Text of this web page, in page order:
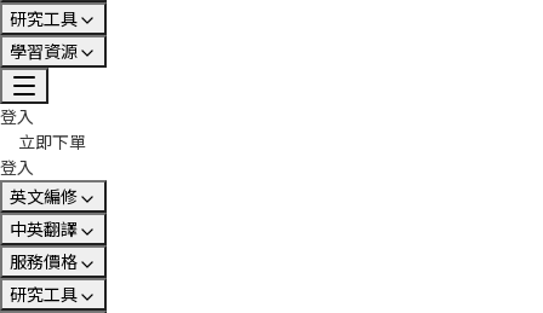
研究工具
學習資源
登入
立即下單
登入
英文編修
中英翻譯
服務價格
研究工具